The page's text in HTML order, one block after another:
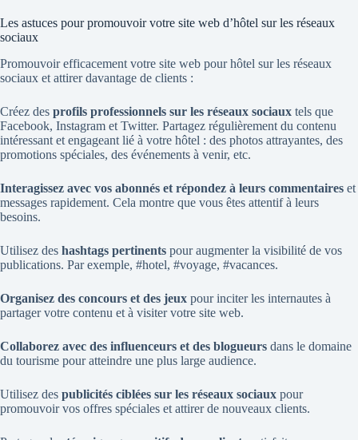
Les astuces pour promouvoir votre site web d’hôtel sur les réseaux
sociaux
Promouvoir efficacement votre site web pour hôtel sur les réseaux
sociaux et attirer davantage de clients :
Créez des profils professionnels sur les réseaux sociaux tels que
Facebook, Instagram et Twitter. Partagez régulièrement du contenu
intéressant et engageant lié à votre hôtel : des photos attrayantes, des
promotions spéciales, des événements à venir, etc.
Interagissez avec vos abonnés et répondez à leurs commentaires et
messages rapidement. Cela montre que vous êtes attentif à leurs
besoins.
Utilisez des hashtags pertinents pour augmenter la visibilité de vos
publications. Par exemple, #hotel, #voyage, #vacances.
Organisez des concours et des jeux pour inciter les internautes à
partager votre contenu et à visiter votre site web.
Collaborez avec des influenceurs et des blogueurs dans le domaine
du tourisme pour atteindre une plus large audience.
Utilisez des publicités ciblées sur les réseaux sociaux pour
promouvoir vos offres spéciales et attirer de nouveaux clients.